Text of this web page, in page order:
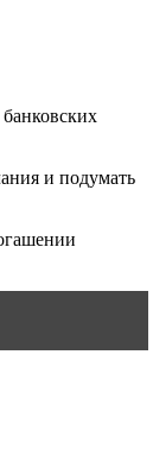
и подумать